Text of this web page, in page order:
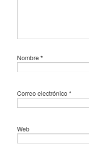
Nombre *
Correo electrónico *
Web